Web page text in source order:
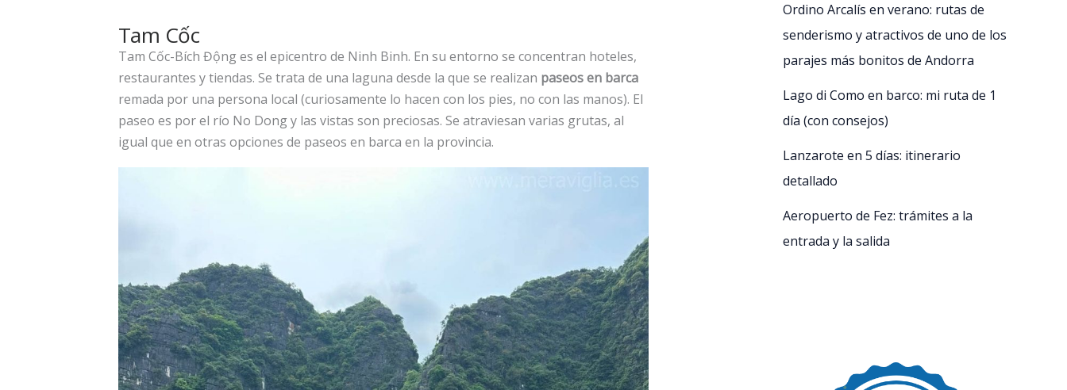
Tam Cốc
Tam Cốc-Bích Động es el epicentro de Ninh Binh. En su entorno se concentran hoteles,
restaurantes y tiendas. Se trata de una laguna desde la que se realizan paseos en barca
remada por una persona local (curiosamente lo hacen con los pies, no con las manos). El
paseo es por el río No Dong y las vistas son preciosas. Se atraviesan varias grutas, al
igual que en otras opciones de paseos en barca en la provincia.
Ordino Arcalís en verano: rutas de
senderismo y atractivos de uno de los
parajes más bonitos de Andorra
Lago di Como en barco: mi ruta de 1
día (con consejos)
Lanzarote en 5 días: itinerario
detallado
Aeropuerto de Fez: trámites a la
entrada y la salida